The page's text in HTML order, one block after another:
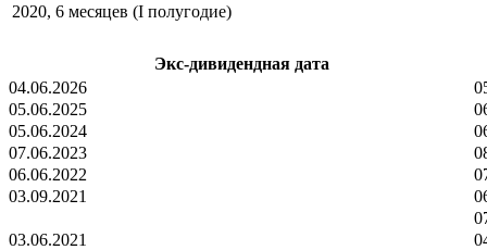
2020, 6 месяцев (I полугодие)
Экс-дивидендная дата
04.06.2026
05.06.2025
05.06.2024
07.06.2023
06.06.2022
03.09.2021
03.06.2021